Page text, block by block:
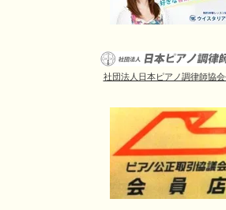
社団法人日本ピアノ調律師協